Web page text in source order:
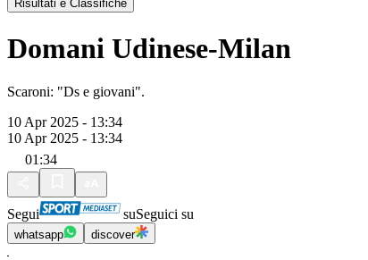
Risultati e Classifiche
Domani Udinese-Milan
Scaroni: "Ds e giovani".
10 Apr 2025 - 13:34
10 Apr 2025 - 13:34
01:34
Segui suSeguici su
whatsapp discover